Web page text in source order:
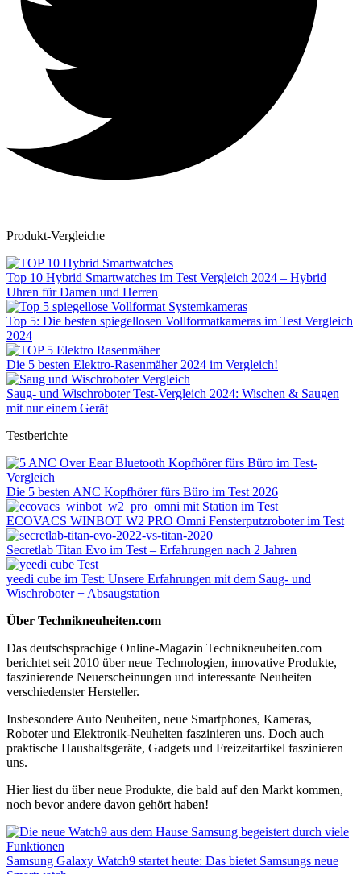
Produkt-Vergleiche
Top 10 Hybrid Smartwatches im Test Vergleich 2024 – Hybrid
Uhren für Damen und Herren
Top 5: Die besten spiegellosen Vollformatkameras im Test Vergleich
2024
Die 5 besten Elektro-Rasenmäher 2024 im Vergleich!
Saug- und Wischroboter Test-Vergleich 2024: Wischen & Saugen
mit nur einem Gerät
Testberichte
Die 5 besten ANC Kopfhörer fürs Büro im Test 2026
ECOVACS WINBOT W2 PRO Omni Fensterputzroboter im Test
Secretlab Titan Evo im Test – Erfahrungen nach 2 Jahren
yeedi cube im Test: Unsere Erfahrungen mit dem Saug- und
Wischroboter + Absaugstation
Über Technikneuheiten.com
Das deutschsprachige Online-Magazin Technikneuheiten.com
berichtet seit 2010 über neue Technologien, innovative Produkte,
faszinierende Neuerscheinungen und interessante Neuheiten
verschiedenster Hersteller.
Insbesondere Auto Neuheiten, neue Smartphones, Kameras,
Roboter und Elektronik-Neuheiten faszinieren uns. Doch auch
praktische Haushaltsgeräte, Gadgets und Freizeitartikel faszinieren
uns.
Hier liest du über neue Produkte, die bald auf den Markt kommen,
noch bevor andere davon gehört haben!
Samsung Galaxy Watch9 startet heute: Das bietet Samsungs neue